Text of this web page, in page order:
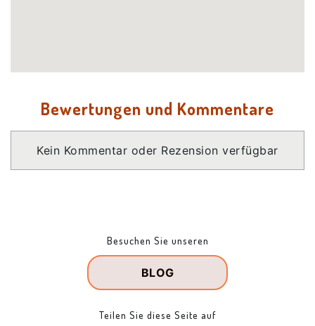
Bewertungen und Kommentare
Kein Kommentar oder Rezension verfügbar
Besuchen Sie unseren
BLOG
Teilen Sie diese Seite auf